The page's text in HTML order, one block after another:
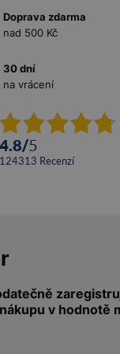
Doprava zdarma
nad 500 Kč
30 dní
na vrácení
4.8/5
124313 recenzí
v hodnotě